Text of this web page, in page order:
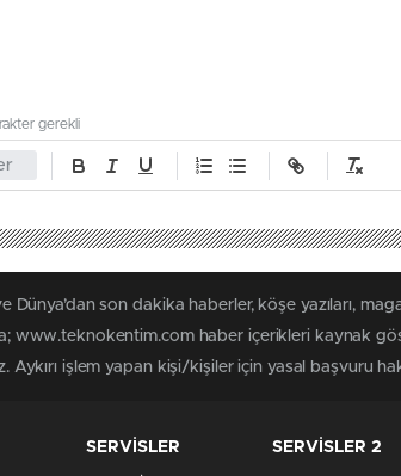
gerekli
Dünya’dan son dakika haberler, köşe yazıları,
www.teknokentim.com haber içerikleri kaynak
Aykırı işlem yapan kişi/kişiler için yasal başvuru
SERVİSLER SERVİSLER 2